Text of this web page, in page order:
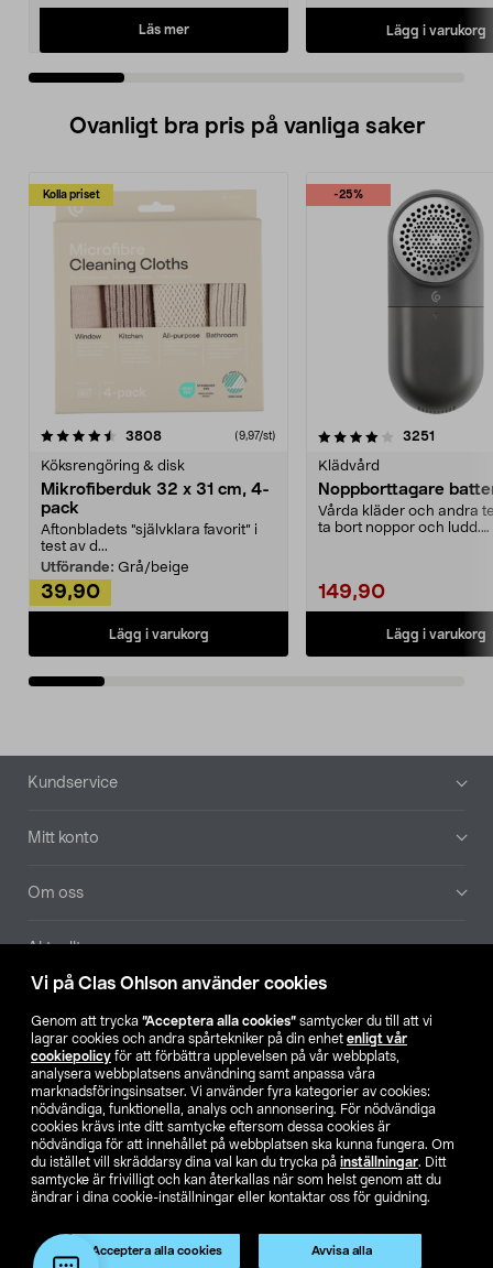
Vi på Clas Ohlson använder cookies
Genom att trycka ”Acceptera alla cookies” samtycker du till att vi
lagrar cookies och andra spårtekniker på din enhet enligt vår
cookiepolicy för att förbättra upplevelsen på vår webbplats,
analysera webbplatsens användning samt anpassa våra
marknadsföringsinsatser. Vi använder fyra kategorier av cookies:
nödvändiga, funktionella, analys och annonsering. För nödvändiga
cookies krävs inte ditt samtycke eftersom dessa cookies är
nödvändiga för att innehållet på webbplatsen ska kunna fungera. Om
du istället vill skräddarsy dina val kan du trycka på inställningar. Ditt
samtycke är frivilligt och kan återkallas när som helst genom att du
ändrar i dina cookie-inställningar eller kontaktar oss för guidning.
Acceptera alla cookies Avvisa alla
Läs mer Lägg i varukorg
Ovanligt bra pris på vanliga saker
Kolla priset
3808recensioner (9,97/st)
Köksrengöring & disk
Mikrofiberduk 32 x 31 cm, 4-
pack
Aftonbladets "självklara favorit” i
test av d...
Utförande: Grå/beige
39,90
Lägg i varukorg
-25%
4.0av 5 stjärnor 3251
Klädvård
Noppborttagare
Vårda kläder och andra
ta bort noppor och ludd.
149,90
Lägg i varukorg
4.5av 5 stjärnor
Sidfot
Kundservice
Mitt konto
Om oss
Aktuellt
Hitta butik
SE NO FI
Köpvillkor Privacy statement Klubbvillkor För företag